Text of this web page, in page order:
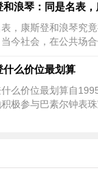
表，康斯登和浪琴究
今社会，在公共场
所戴的手表大都引
什么价位最划算
什么价位最划算自
极参与巴素尔钟表